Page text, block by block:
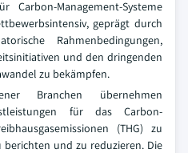
Management-Systeme
geprägt durch
Rahmenbedingungen,
und den dringenden
zu bekämpfen.
Branchen übernehmen
für das Carbon-
(THG) zu
berichten und zu reduzieren. Die